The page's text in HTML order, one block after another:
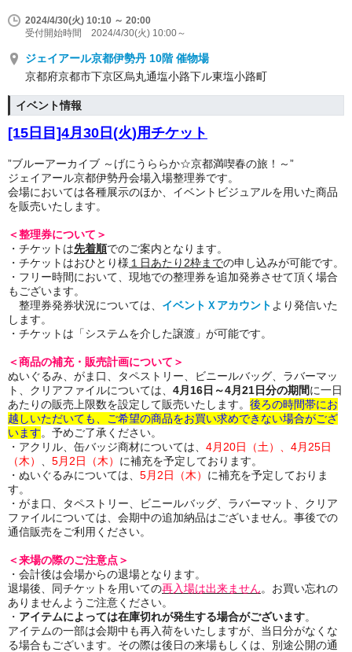
2024/4/30(火) 10:10 ～ 20:00
受付開始時間 2024/4/30(火) 10:00～
ジェイアール京都伊勢丹 10階 催物場
京都府京都市下京区烏丸通塩小路下ル東塩小路町
イベント情報
[15日目]4月30日(火)用チケット
”ブルーアーカイブ ～げにうららか☆京都満喫春の旅！～”
ジェイアール京都伊勢丹会場入場整理券です。
会場においては各種展示のほか、イベントビジュアルを用いた商品
を販売いたします。
＜整理券について＞
・チケットは先着順でのご案内となります。
・チケットはおひとり様 １日あたり2枠までの申し込みが可能です。
・フリー時間において、現地での整理券を追加発券させて頂く場合
もございます。
整理券発券状況については、 イベントＸアカウント より発信いた
します。
・チケットは「システムを介した譲渡」が可能です。
＜商品の補充・販売計画について＞
ぬいぐるみ、がま口、タペストリー、ビニールバッグ、ラバーマッ
ト、クリアファイルについては、 4月16日～4月21日分の期間に一日
あたりの販売上限数を設定して販売いたします。 後ろの時間帯にお
越しいただいても、ご希望の商品をお買い求めできない場合がござ
います。 予めご了承ください。
・アクリル、缶バッジ商材については、 4月20日（土）、4月25日
（木）
5月2日（木） に補充を予定しております。
・ぬいぐるみについては、 5月2日（木） に補充を予定しておりま
す。
・がま口、タペストリー、ビニールバッグ、ラバーマット、クリア
ファイルについては、 会期中の追加納品はございません。事後での
通信販売をご利用ください。
＜来場の際のご注意点＞
・会計後は会場からの退場となります。
退場後、同チケットを用いての再入場は出来ません。お買い忘れの
ありませんようご注意ください。
・ アイテムによっては在庫切れが発生する場合がございます。
アイテムの一部は会期中も再入荷をいたしますが、当日分がなくな
る場合もございます。 その際は後日の来場もしくは、別途公開の通